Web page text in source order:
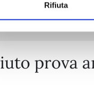
Rifiuta
prova